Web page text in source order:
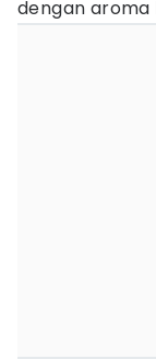
dengan aroma